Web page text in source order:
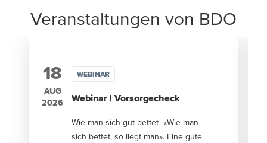
Veranstaltungen von BDO
18
AUG
2026
WEBINAR
Webinar | Vorsorgecheck
Wie man sich gut bettet «Wie man
sich bettet, so liegt man». Eine gute